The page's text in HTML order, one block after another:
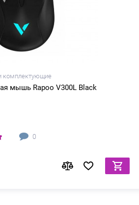
комплектующие
мышь Rapoo V300L Black
0